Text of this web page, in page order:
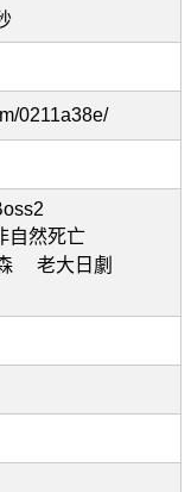
0211a38e/
自然死亡
老大日劇